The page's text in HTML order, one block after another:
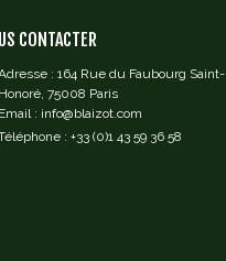
CONTACTER
: 164 Rue du Faubourg Saint-
Honoré, 75008 Paris
Email : info@blaizot.com
: +33 (0)1 43 59 36 58